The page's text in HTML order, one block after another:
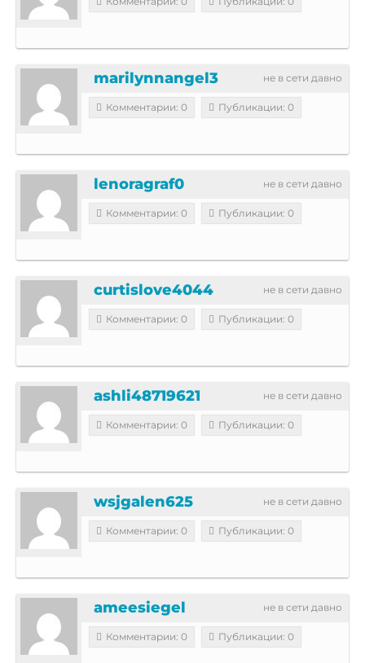
не в сети давно
marilynnangel3
Комментарии: 0 Публикации: 0
не в сети давно
lenoragraf0
Комментарии: 0 Публикации: 0
не в сети давно
curtislove4044
Комментарии: 0 Публикации: 0
не в сети давно
ashli48719621
Комментарии: 0 Публикации: 0
не в сети давно
wsjgalen625
Комментарии: 0 Публикации: 0
не в сети давно
ameesiegel
Комментарии: 0 Публикации: 0